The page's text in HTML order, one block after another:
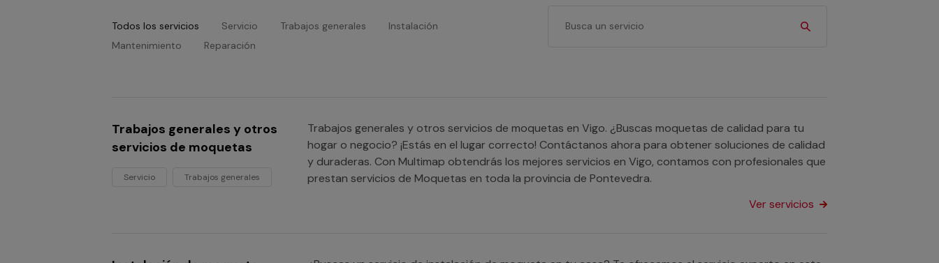
Todos los servicios Servicio Trabajos generales
Instalación
Mantenimiento
Reparación
Trabajos generales y otros
servicios de moquetas
Servicio Trabajos generales
Trabajos generales y otros servicios de moquetas en Vigo. ¿Buscas moquetas de calidad para tu
hogar o negocio? ¡Estás en el lugar correcto! Contáctanos ahora para obtener soluciones de calidad
y duraderas. Con Multimap obtendrás los mejores servicios en Vigo, contamos con profesionales que
prestan servicios de Moquetas en toda la provincia de Pontevedra.
Ver servicios